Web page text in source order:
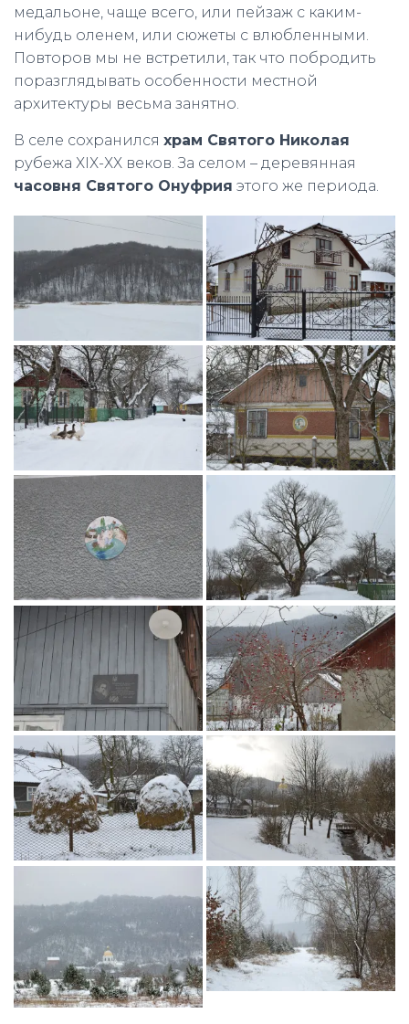
медальоне, чаще всего, или пейзаж с каким-
нибудь оленем, или сюжеты с влюбленными.
Повторов мы не встретили, так что побродить
поразглядывать особенности местной
архитектуры весьма занятно.
В селе сохранился храм Святого Николая
рубежа ХІХ-ХХ веков. За селом – деревянная
часовня Святого Онуфрия этого же периода.